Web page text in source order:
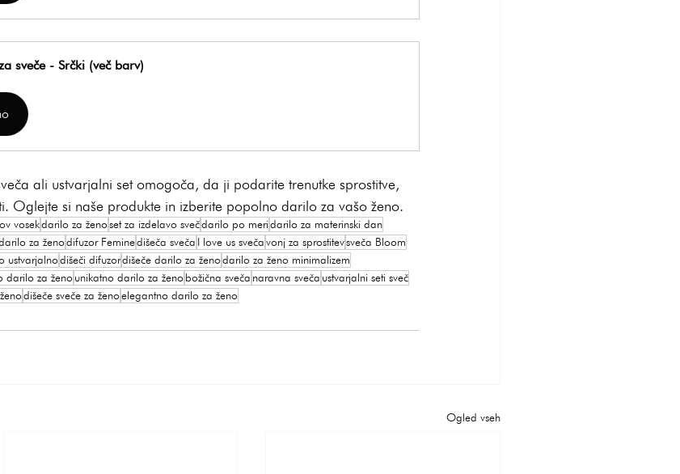
sveče - Srčki (več barv)
ali ustvarjalni set omogoča, da ji podarite trenutke sprostitve,
Oglejte si naše produkte in izberite popolno darilo za vašo ženo.
vosekdarilo za ženoset za izdelavo svečdarilo po meridarilo za materinski dan
za ženodifuzor Feminedišeča sveča I love us svečavonj za sprostitevsveča Bloom
ustvarjalnodišeči difuzordišeče darilo za ženodarilo za ženo minimalizem
darilo za ženounikatno darilo za ženobožična sveča naravna sveča ustvarjalni seti sveč
dišeče sveče za ženoelegantno darilo za ženo
Ogled vseh